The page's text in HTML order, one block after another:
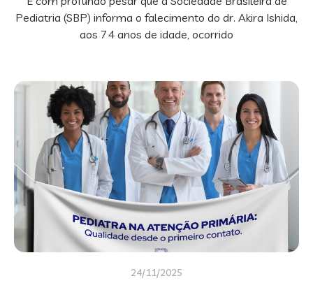
Pediatria (SBP) informa o falecimento do dr. Akira Ishida,
aos 74 anos de idade, ocorrido
24/11/2025